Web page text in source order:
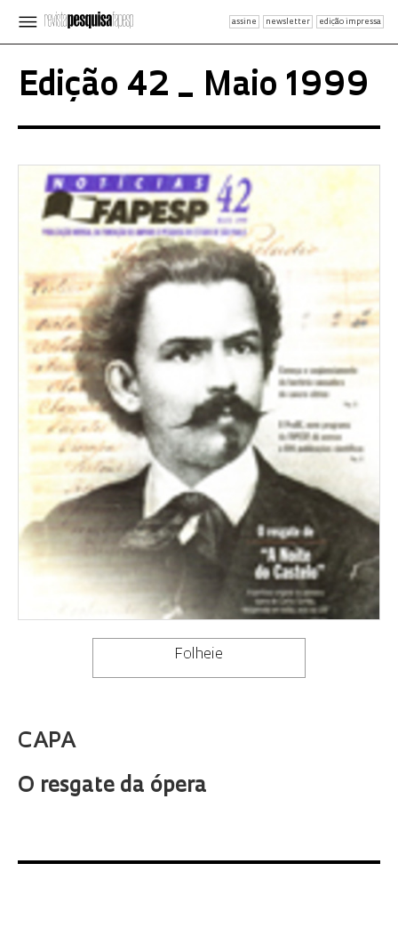
assine newsletter edição impressa
Edição 42 _ Maio 1999
Folheie
CAPA
O resgate da ópera